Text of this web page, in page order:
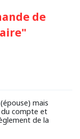
de
mais
compte et
de la